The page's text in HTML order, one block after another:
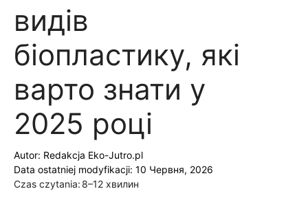
видів
біопластику, які
варто знати у
2025 році
Autor: Redakcja Eko-Jutro.pl
Data ostatniej modyfikacji: 10 Червня, 2026
Czas czytania: 8–12 хвилин